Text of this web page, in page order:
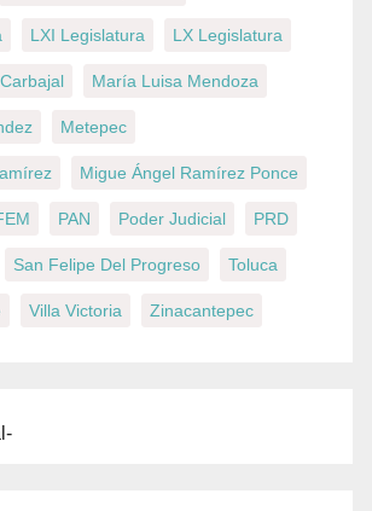
LXI Legislatura LX Legislatura
María Luisa Mendoza
Metepec
Migue Ángel Ramírez Ponce
PAN Poder Judicial PRD
San Felipe Del Progreso Toluca
Villa Victoria Zinacantepec